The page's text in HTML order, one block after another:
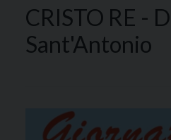
CRISTO RE -
Sant'Antonio